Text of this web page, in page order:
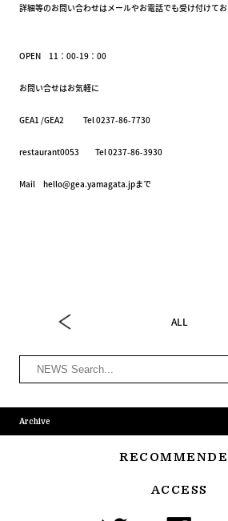
詳細等のお問い合わせはメールやお電話でも受け付けてお
OPEN 11：00-19：00
お問い合せはお気軽に
GEA1 /GEA2 Tel 0237-86-7730
restaurant0053 Tel 0237-86-3930
Mail hello@gea.yamagata.jpまで
ALL
Archive
ACCESS